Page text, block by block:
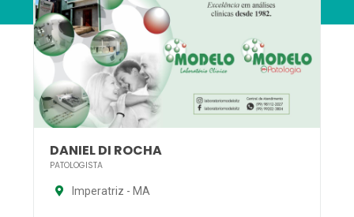
DANIEL DI ROCHA
PATOLOGISTA
Imperatriz - MA